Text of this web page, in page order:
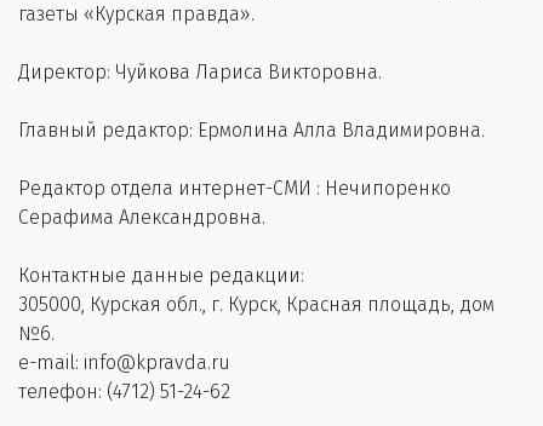
газеты «Курская правда».
Директор: Чуйкова Лариса Викторовна.
Главный редактор: Ермолина Алла Владимировна.
Редактор отдела интернет-СМИ : Нечипоренко
Серафима Александровна.
Контактные данные редакции:
305000, Курская обл., г. Курск, Красная площадь, дом
№6.
e-mail: info@kpravda.ru
телефон: (4712) 51-24-62